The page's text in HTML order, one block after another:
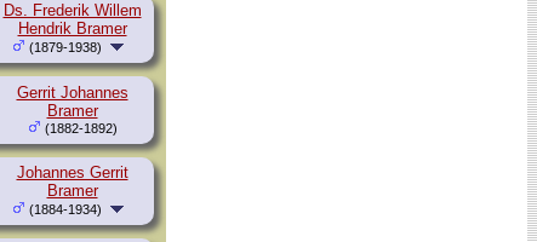
Ds. Frederik Willem
Hendrik Bramer
(1879-1938)
Gerrit Johannes
Bramer
(1882-1892)
Johannes Gerrit
Bramer
(1884-1934)